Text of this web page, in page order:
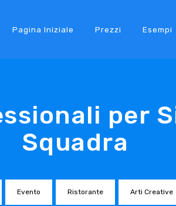
Pagina Iniziale Prezzi Esempi
per
Squadra
Evento Ristorante Arti Creative